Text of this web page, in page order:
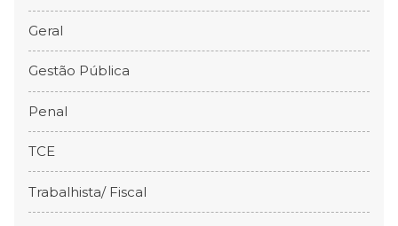
Geral
Gestão Pública
Penal
TCE
Trabalhista/ Fiscal